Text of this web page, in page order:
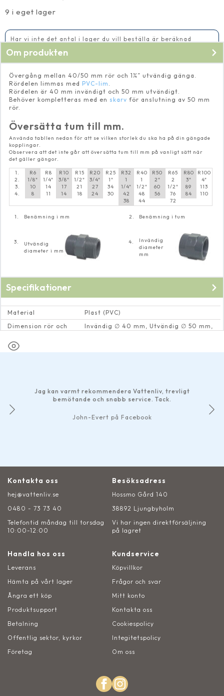
9 i eget lager
-
40/50
rör
mängd
Har vi inte det antal i lager du vill beställa är beräknad
Om produkten
Övergång mellan 40/50 mm rör och 1¼” utvändig gänga.
Rördelen limmas med PVC-lim .
Rördelen är 40 mm invändigt och 50 mm utvändigt.
Behöver kompletteras med en skarv för anslutning av 50 mm
rör.
Översätta tum till mm.
Använda tabllen nedan för att se vilken storlek du ska ha på din gängade
kopplingar.
Observera att det inte går att översätta tum till mm på vanligt sätt när
det gäller gängor.
1.
2.
3.
4.
R6
1/8"
10
8
R8
1/4"
14
11
R10
3/8"
17
14
R15
1/2"
21
18
R20
3/4"
27
24
R25
1"
34
30
R32
1
1/4"
42
38
R40
1
1/2"
48
44
R50
2"
60
56
R65
2
1/2"
76
72
R80
3"
89
84
R100
4"
113
110
1. Benämning i mm 2. Benämning i tum
3.
Utvändig
diameter i mm
4.
Invändig
diameter
mm
Specifikationer
Material
Plast (PVC)
Dimension rör och
Invändig ∅ 40 mm, Utvändig ∅ 50 mm,
Jag kan varmt rekommendera Vattenliv, trevligt
bemötande och snabb service. Tack.
John-Evert på Facebook
Kontakta oss
hej@vattenliv.se
0480 - 73 73 40
Telefontid måndag till torsdag
10:00-12:00
Besöksadress
Hossmo Gård 140
38892 Ljungbyholm
Vi har ingen direktförsäljning
på lagret
Handla hos oss
Leverans
Hämta på vårt lager
Ångra ett köp
Produktsupport
Betalning
Offentlig sektor, kyrkor
Företag
Kundservice
Köpvillkor
Frågor och svar
Mitt konto
Kontakta oss
Cookiespolicy
Integitetspolicy
Om oss